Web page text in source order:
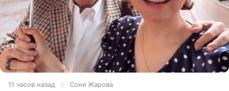
11 часов назад Соня Жарова